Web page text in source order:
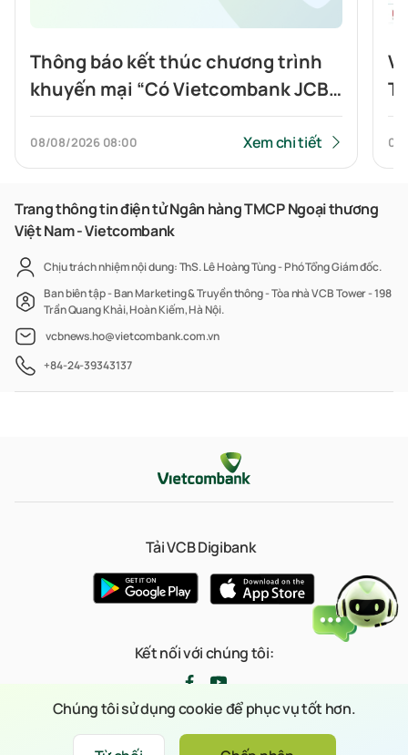
Thông báo kết thúc chương trình
khuyến mại “Có Vietcombank JCB,
Highlands nửa giá”
08/08/2026 08:00 Xem chi tiết
Trang thông tin điện tử Ngân hàng TMCP Ngoại thương
Việt Nam - Vietcombank
Chịu trách nhiệm nội dung: ThS. Lê Hoàng Tùng - Phó Tổng Giám đốc.
Ban biên tập - Ban Marketing & Truyền thông - Tòa nhà VCB Tower - 198
Trần Quang Khải, Hoàn Kiếm, Hà Nội.
vcbnews.ho@vietcombank.com.vn
+84-24-39343137
Tải VCB Digibank
Kết nối với chúng tôi:
© 2023 Bản quyền thuộc về Ngân hàng TMCP Ngoại thương Việt Nam
Chúng tôi sử dụng cookie để phục vụ tốt hơn.